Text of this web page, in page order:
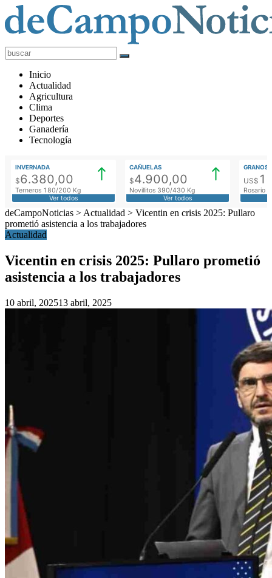
deCampoNoticias
Actualidad
Agropecuaria
Inicio
Actualidad
Agricultura
Clima
Deportes
Ganadería
Tecnología
INVERNADA
$6.380,00
Terneros 180/200 Kg
Ver todos
CAÑUELAS
$4.900,00
Novillitos 390/430 Kg
Ver todos
GRANOS
US$
Rosario
deCampoNoticias > Actualidad > Vicentin en crisis 2025: Pullaro
prometió asistencia a los trabajadores
Actualidad
Vicentin en crisis 2025: Pullaro prometió
asistencia a los trabajadores
10 abril, 202513 abril, 2025